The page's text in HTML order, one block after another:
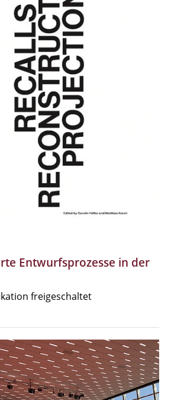
Entwurfsprozesse in der
freigeschaltet